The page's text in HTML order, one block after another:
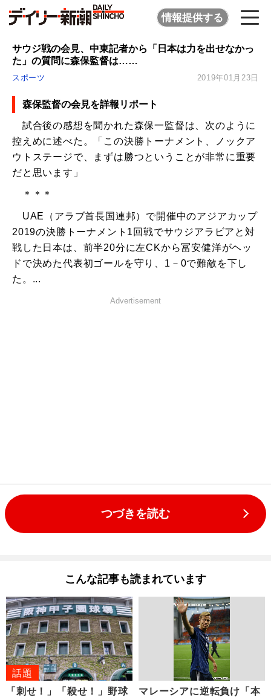
情報提供する
サウジ戦の会見、中東記者から「日本は力を出せなかっ
た」の質問に森保監督は……
スポーツ 2019年01月23日
森保監督の会見を詳報リポート
試合後の感想を聞かれた森保一監督は、次のように
控えめに述べた。「この決勝トーナメント、ノックア
ウトステージで、まずは勝つということが非常に重要
だと思います」
＊＊＊
UAE（アラブ首長国連邦）で開催中のアジアカップ
2019の決勝トーナメント1回戦でサウジアラビアと対
戦した日本は、前半20分に左CKから冨安健洋がヘッ
ドで決めた代表初ゴールを守り、1－0で難敵を下し
た。...
Advertisement
つづきを読む
こんな記事も読まれています
話題
「刺せ！」「殺せ！」野球
マレーシアに逆転負け「本